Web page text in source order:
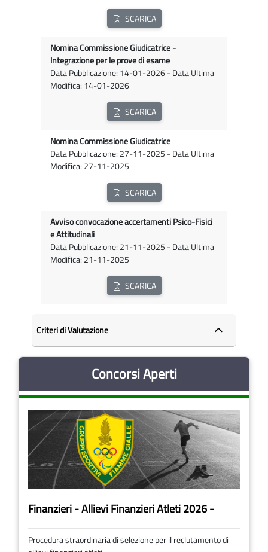
SCARICA
Nomina Commissione Giudicatrice -
Integrazione per le prove di esame
Data Pubblicazione: 14-01-2026 - Data Ultima
Modifica: 14-01-2026
SCARICA
Nomina Commissione Giudicatrice
Data Pubblicazione: 27-11-2025 - Data Ultima
Modifica: 27-11-2025
SCARICA
Avviso convocazione accertamenti Psico-Fisici
e Attitudinali
Data Pubblicazione: 21-11-2025 - Data Ultima
Modifica: 21-11-2025
SCARICA
Criteri di Valutazione
Concorsi Aperti
Finanzieri - Allievi Finanzieri Atleti 2026 -
Procedura straordinaria di selezione per il reclutamento di